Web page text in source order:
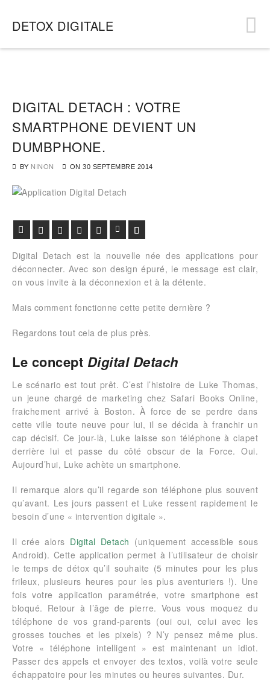
DETOX DIGITALE
DIGITAL DETACH : VOTRE
SMARTPHONE DEVIENT UN
DUMBPHONE.
BY NINON ON 30 SEPTEMBRE 2014
FacebookTwitter Google+PinterestViadeo LinkedIn
Digital Detach est la nouvelle née des applications pour
déconnecter. Avec son design épuré, le message est clair,
on vous invite à la déconnexion et à la détente.
Mais comment fonctionne cette petite dernière ?
Regardons tout cela de plus près.
Le concept Digital Detach
Le scénario est tout prêt. C’est l’histoire de Luke Thomas,
un jeune chargé de marketing chez Safari Books Online,
fraichement arrivé à Boston. À force de se perdre dans
cette ville toute neuve pour lui, il se décida à franchir un
cap décisif. Ce jour-là, Luke laisse son téléphone à clapet
derrière lui et passe du côté obscur de la Force. Oui.
Aujourd’hui, Luke achète un smartphone.
Il remarque alors qu’il regarde son téléphone plus souvent
qu’avant. Les jours passent et Luke ressent rapidement le
besoin d’une « intervention digitale ».
Il crée alors Digital Detach (uniquement accessible sous
Android). Cette application permet à l’utilisateur de choisir
le temps de détox qu’il souhaite (5 minutes pour les plus
frileux, plusieurs heures pour les plus aventuriers !). Une
fois votre application paramétrée, votre smartphone est
bloqué. Retour à l’âge de pierre. Vous vous moquez du
téléphone de vos grand-parents (oui oui, celui avec les
grosses touches et les pixels) ? N’y pensez même plus.
Votre « téléphone intelligent » est maintenant un idiot.
Passer des appels et envoyer des textos, voilà votre seule
échappatoire pour les minutes ou heures suivantes. Dur.